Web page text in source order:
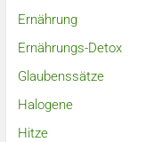
Ernährung
Ernährungs-Detox
Glaubenssätze
Halogene
Hitze